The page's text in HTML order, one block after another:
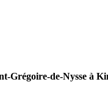
Grégoire-de-Nysse à